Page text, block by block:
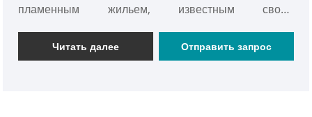
пламенным жильем, известным своей
распределительным ящиком, надежным качеством,
сертификацией CE, для обеспечения безопасных и
Читать далее Отправить запрос